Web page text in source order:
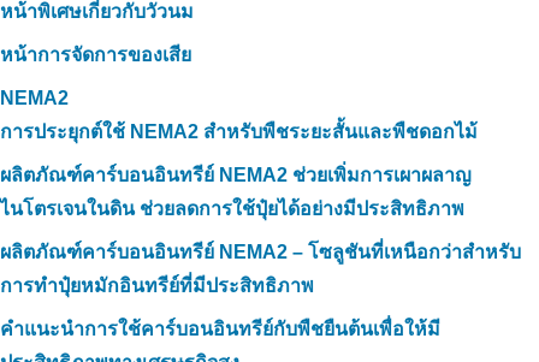
หน้าพิเศษเกี่ยวกับวัวนม
หน้าการจัดการของเสีย
NEMA2
การประยุกต์ใช้ NEMA2 สำหรับพืชระยะสั้นและพืชดอกไม้
ผลิตภัณฑ์คาร์บอนอินทรีย์ NEMA2 ช่วยเพิ่มการเผาผลาญ
ไนโตรเจนในดิน ช่วยลดการใช้ปุ๋ยได้อย่างมีประสิทธิภาพ
ผลิตภัณฑ์คาร์บอนอินทรีย์ NEMA2 – โซลูชันที่เหนือกว่าสำหรับ
การทำปุ๋ยหมักอินทรีย์ที่มีประสิทธิภาพ
คำแนะนำการใช้คาร์บอนอินทรีย์กับพืชยืนต้นเพื่อให้มี